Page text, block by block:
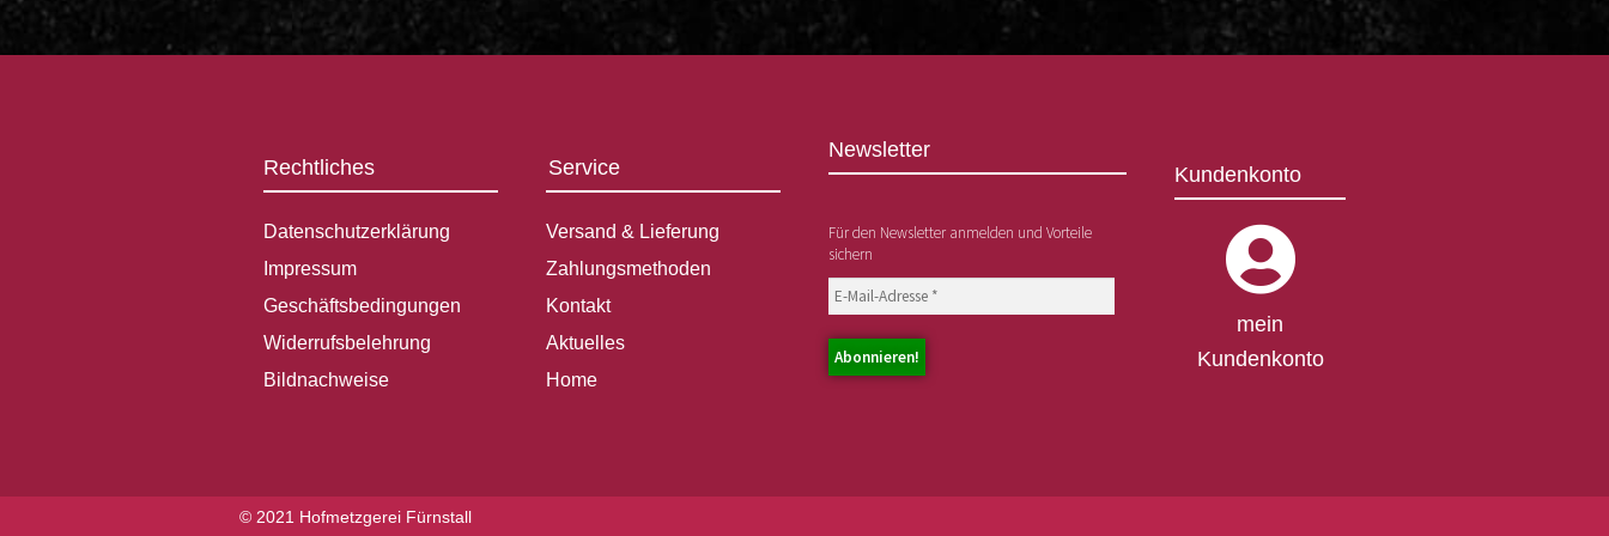
5
Rechtliches
Datenschutzerklärung
Impressum
Geschäftsbedingungen
Widerrufsbelehrung
Bildnachweise
Service
Versand & Lieferung
Zahlungsmethoden
Kontakt
Aktuelles
Home
Newsletter
Für den Newsletter anmelden und Vorteile
sichern
Kundenkonto
mein
Kundenkonto
© 2021 Hofmetzgerei Fürnstall